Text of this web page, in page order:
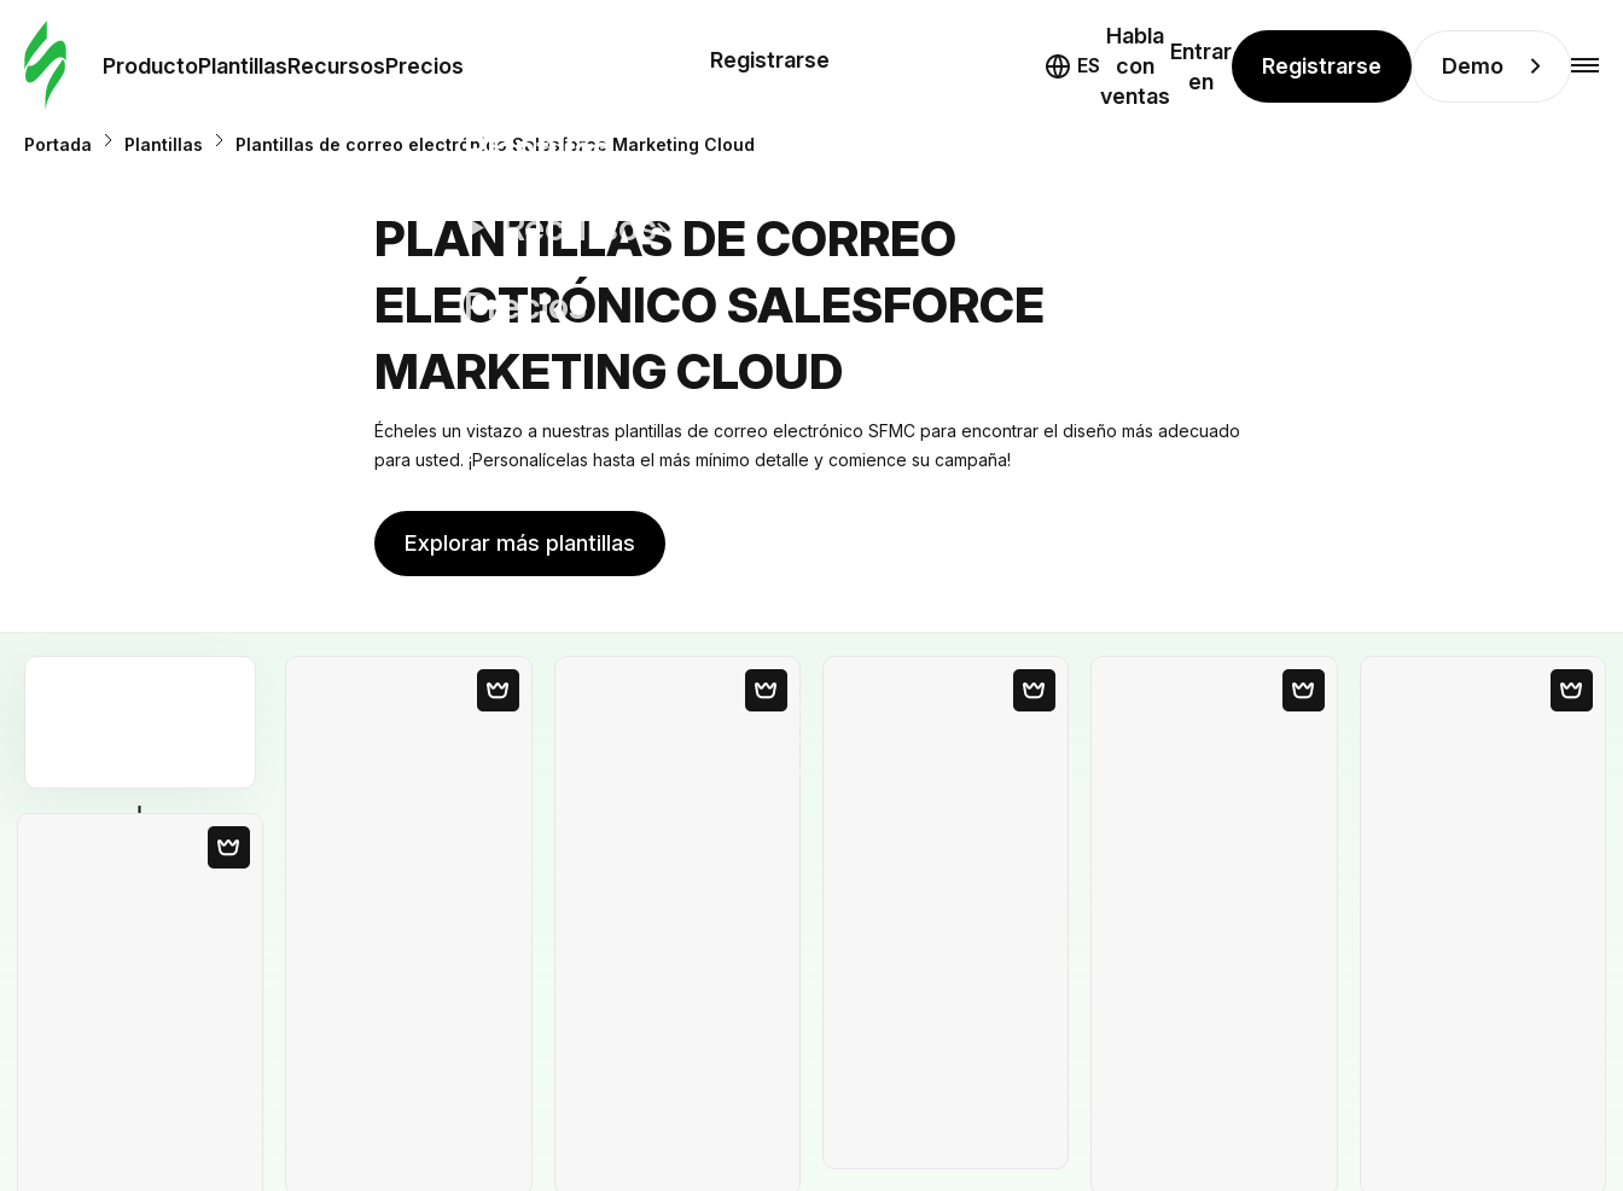
ProductoPlantillasRecursosPrecios
Plantillas
Recursos
Precios
Registrarse ES
Habla
con
ventas
Entrar
en
Registrarse Demo
Portada Plantillas Plantillas de correo electrónico Salesforce Marketing Cloud
PLANTILLAS DE CORREO
ELECTRÓNICO SALESFORCE
MARKETING CLOUD
Écheles un vistazo a nuestras plantillas de correo electrónico SFMC para encontrar el diseño más adecuado
para usted. ¡Personalícelas hasta el más mínimo detalle y comience su campaña!
Explorar más plantillas